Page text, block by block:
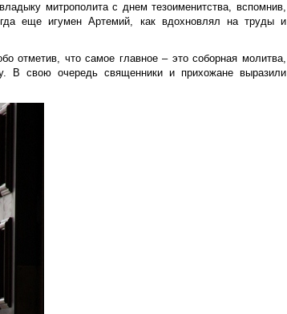
митрополита с днем тезоименитства, вспомнив,
еще игумен Артемий, как вдохновлял на труды и
отметив, что самое главное – это соборная молитва,
В свою очередь священники и прихожане выразили